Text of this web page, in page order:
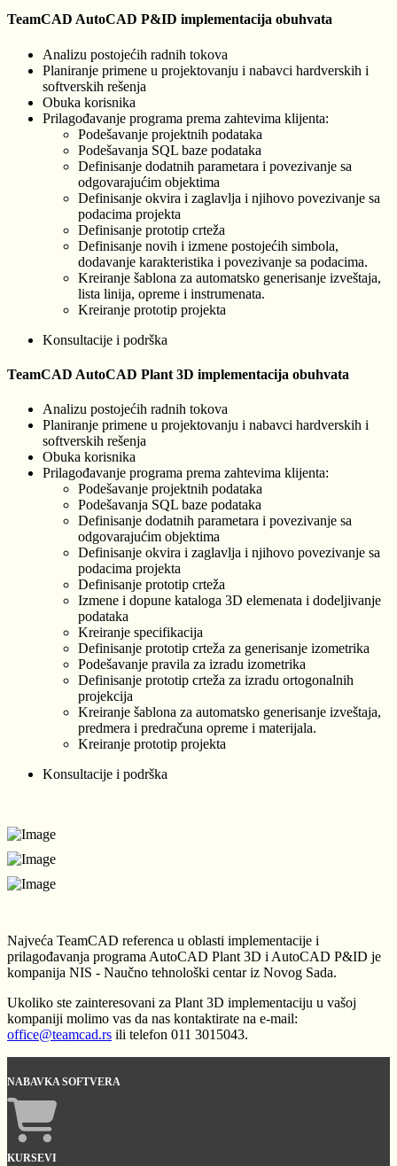
TeamCAD AutoCAD P&ID implementacija obuhvata
Analizu postojećih radnih tokova
Planiranje primene u projektovanju i nabavci hardverskih i
softverskih rešenja
Obuka korisnika
Prilagođavanje programa prema zahtevima klijenta:
Podešavanje projektnih podataka
Podešavanja SQL baze podataka
Definisanje dodatnih parametara i povezivanje sa
odgovarajućim objektima
Definisanje okvira i zaglavlja i njihovo povezivanje sa
podacima projekta
Definisanje prototip crteža
Definisanje novih i izmene postojećih simbola,
dodavanje karakteristika i povezivanje sa podacima.
Kreiranje šablona za automatsko generisanje izveštaja,
lista linija, opreme i instrumenata.
Kreiranje prototip projekta
Konsultacije i podrška
TeamCAD AutoCAD Plant 3D implementacija obuhvata
Analizu postojećih radnih tokova
Planiranje primene u projektovanju i nabavci hardverskih i
softverskih rešenja
Obuka korisnika
Prilagođavanje programa prema zahtevima klijenta:
Podešavanje projektnih podataka
Podešavanja SQL baze podataka
Definisanje dodatnih parametara i povezivanje sa
odgovarajućim objektima
Definisanje okvira i zaglavlja i njihovo povezivanje sa
podacima projekta
Definisanje prototip crteža
Izmene i dopune kataloga 3D elemenata i dodeljivanje
podataka
Kreiranje specifikacija
Definisanje prototip crteža za generisanje izometrika
Podešavanje pravila za izradu izometrika
Definisanje prototip crteža za izradu ortogonalnih
projekcija
Kreiranje šablona za automatsko generisanje izveštaja,
predmera i predračuna opreme i materijala.
Kreiranje prototip projekta
Konsultacije i podrška
Najveća TeamCAD referenca u oblasti implementacije i
prilagođavanja programa AutoCAD Plant 3D i AutoCAD P&ID je
kompanija NIS - Naučno tehnološki centar iz Novog Sada.
Ukoliko ste zainteresovani za Plant 3D implementaciju u vašoj
kompaniji molimo vas da nas kontaktirate na e-mail:
officе@teamcad.rs ili telefon 011 3015043.
NABAVKA SOFTVERA
KURSEVI